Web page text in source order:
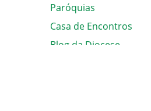
Paróquias
Casa de Encontros
Blog da Diocese